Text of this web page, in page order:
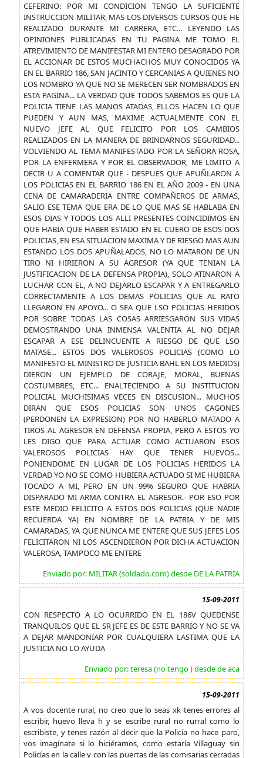
CEFERINO: POR MI CONDICION TENGO LA SUFICIENTE
INSTRUCCION MILITAR, MAS LOS DIVERSOS CURSOS QUE HE
REALIZADO DURANTE MI CARRERA, ETC... LEYENDO LAS
OPINIONES PUBLICADAS EN TU PAGINA ME TOMO EL
ATREVIMIENTO DE MANIFESTAR MI ENTERO DESAGRADO POR
EL ACCIONAR DE ESTOS MUCHACHOS MUY CONOCIDOS YA
EN EL BARRIO 186, SAN JACINTO Y CERCANIAS A QUIENES NO
LOS NOMBRO YA QUE NO SE MERECEN SER NOMBRADOS EN
ESTA PAGINA... LA VERDAD QUE TODOS SABEMOS ES QUE LA
POLICIA TIENE LAS MANOS ATADAS, ELLOS HACEN LO QUE
PUEDEN Y AUN MAS, MAXIME ACTUALMENTE CON EL
NUEVO JEFE AL QUE FELICITO POR LOS CAMBIOS
REALIZADOS EN LA MANERA DE BRINDARNOS SEGURIDAD...
VOLVIENDO AL TEMA MANIFESTADO POR LA SEÑORA ROSA,
POR LA ENFERMERA Y POR EL OBSERVADOR, ME LIMITO A
DECIR U A COMENTAR QUE - DESPUES QUE APUÑLARON A
LOS POLICIAS EN EL BARRIO 186 EN EL AÑO 2009 - EN UNA
CENA DE CAMARADERIA ENTRE COMPAÑEROS DE ARMAS,
SALIO ESE TEMA QUE ERA DE LO QUE MAS SE HABLABA EN
ESOS DIAS Y TODOS LOS ALLI PRESENTES COINCIDIMOS EN
QUE HABIA QUE HABER ESTADO EN EL CUERO DE ESOS DOS
POLICIAS, EN ESA SITUACION MAXIMA Y DE RIESGO MAS AUN
ESTANDO LOS DOS APUÑALADOS, NO LO MATARON DE UN
TIRO NI HIRIERON A SU AGRESOR (YA QUE TENIAN LA
JUSTIFICACION DE LA DEFENSA PROPIA), SOLO ATINARON A
LUCHAR CON EL, A NO DEJARLO ESCAPAR Y A ENTREGARLO
CORRECTAMENTE A LOS DEMAS POLICIAS QUE AL RATO
LLEGARON EN APOYO... O SEA QUE LSO POLICIAS HERIDOS
POR SOBRE TODAS LAS COSAS ARRIESGARON SUS VIDAS
DEMOSTRANDO UNA INMENSA VALENTIA AL NO DEJAR
ESCAPAR A ESE DELINCUENTE A RIESGO DE QUE LSO
MATASE... ESTOS DOS VALEROSOS POLICIAS (COMO LO
MANIFESTO EL MINISTRO DE JUSTICIA BAHL EN LOS MEDIOS)
DIERON UN EJEMPLO DE CORAJE, MORAL, BUENAS
COSTUMBRES, ETC... ENALTECIENDO A SU INSTITUCION
POLICIAL MUCHISIMAS VECES EN DISCUSION... MUCHOS
DIRAN QUE ESOS POLICIAS SON UNOS CAGONES
(PERDONEN LA EXPRESION) POR NO HABERLO MATADO A
TIROS AL AGRESOR EN DEFENSA PROPIA, PERO A ESTOS YO
LES DIGO QUE PARA ACTUAR COMO ACTUARON ESOS
VALEROSOS POLICIAS HAY QUE TENER HUEVOS...
PONIENDOME EN LUGAR DE LOS POLICIAS HERIDOS LA
VERDAD YO NO SE COMO HUBIERA ACTUADO SI ME HUBIERA
TOCADO A MI, PERO EN UN 99% SEGURO QUE HABRIA
DISPARADO MI ARMA CONTRA EL AGRESOR.- POR ESO POR
ESTE MEDIO FELICITO A ESTOS DOS POLICIAS (QUE NADIE
RECUERDA YA) EN NOMBRE DE LA PATRIA Y DE MIS
CAMARADAS, YA QUE NUNCA ME ENTERE QUE SUS JEFES LOS
FELICITARON NI LOS ASCENDIERON POR DICHA ACTUACION
VALEROSA, TAMPOCO ME ENTERE
Enviado por: MILITAR (soldado.com) desde DE LA PATRIA
15-09-2011
CON RESPECTO A LO OCURRIDO EN EL 186V QUEDENSE
TRANQUILOS QUE EL SR JEFE ES DE ESTE BARRIO Y NO SE VA
A DEJAR MANDONIAR POR CUALQUIERA LASTIMA QUE LA
JUSTICIA NO LO AYUDA
Enviado por: teresa (no tengo ) desde de aca
15-09-2011
A vos docente rural, no creo que lo seas xk tenes errores al
escribir, huevo lleva h y se escribe rural no rurral como lo
escribiste, y tenes razón al decir que la Policía no hace paro,
vos imagínate si lo hiciéramos, como estaría Villaguay sin
Policías en la calle y con las puertas de las comisarias cerradas